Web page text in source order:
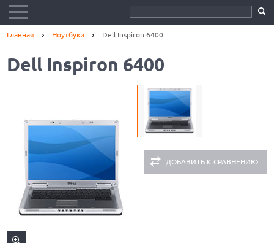
Главная Ноутбуки Dell Inspiron 6400
Dell Inspiron 6400
ДОБАВИТЬ К СРАВНЕНИЮ